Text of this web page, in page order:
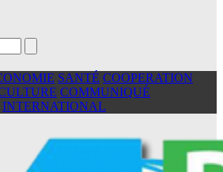
SANTÉ COOPERATION
COMMUNIQUÉ
INTERNATIONAL